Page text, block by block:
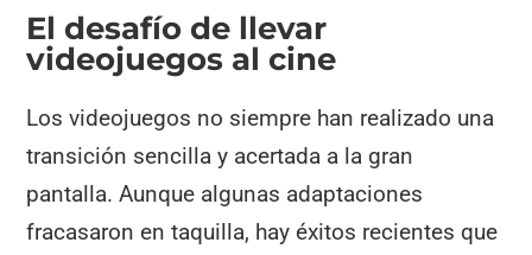
El desafío de llevar
videojuegos al cine
Los videojuegos no siempre han realizado una
transición sencilla y acertada a la gran
pantalla. Aunque algunas adaptaciones
fracasaron en taquilla, hay éxitos recientes que